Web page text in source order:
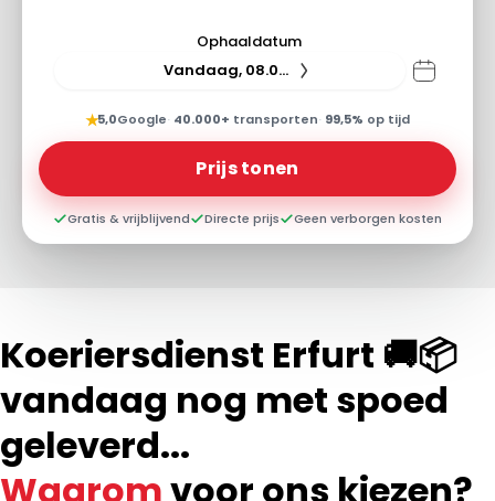
Ophaaldatum
Vandaag, 08.08.26
★5,0Google· 40.000+ transporten· 99,5% op tijd
Prijs tonen
Gratis & vrijblijvend Directe prijs Geen verborgen kosten
Koeriersdienst Erfurt 🚚📦
vandaag nog met spoed
geleverd...
Waaromvoor ons kiezen?